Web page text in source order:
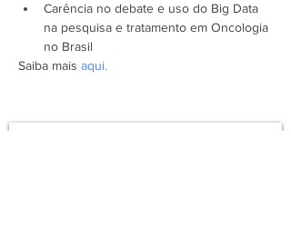
Carência no debate e uso do Big Data
na pesquisa e tratamento em Oncologia
no Brasil
Saiba mais aqui.